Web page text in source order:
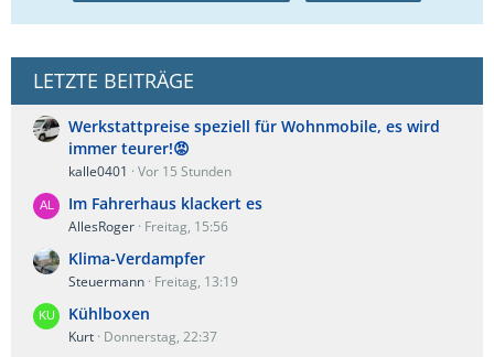
LETZTE BEITRÄGE
Werkstattpreise speziell für Wohnmobile, es wird
immer teurer!😡
kalle0401 Vor 15 Stunden
Im Fahrerhaus klackert es
AllesRoger Freitag, 15:56
Klima-Verdampfer
Steuermann Freitag, 13:19
Kühlboxen
Kurt Donnerstag, 22:37